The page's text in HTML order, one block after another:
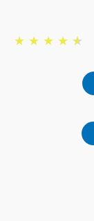
★ ★ ★ ★ ★